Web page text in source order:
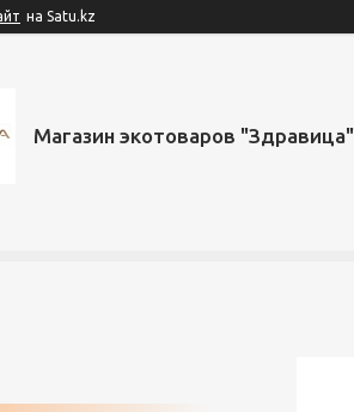
на Satu.kz
Магазин экотоваров "Здравица"